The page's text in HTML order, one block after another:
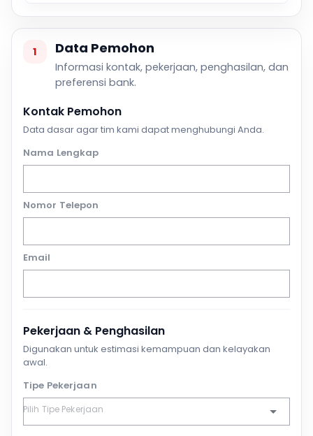
1 Data Pemohon
Informasi kontak, pekerjaan, penghasilan, dan
preferensi bank.
Kontak Pemohon
Data dasar agar tim kami dapat menghubungi Anda.
Nama Lengkap
Nomor Telepon
Email
Pekerjaan & Penghasilan
Digunakan untuk estimasi kemampuan dan kelayakan
awal.
Tipe Pekerjaan